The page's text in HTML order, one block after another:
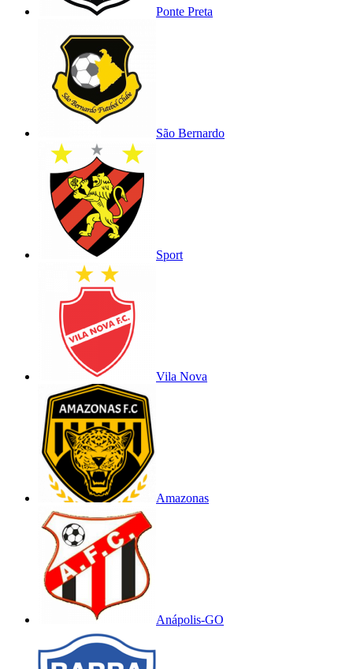
Ponte Preta
São Bernardo
Sport
Vila Nova
Amazonas
Anápolis-GO